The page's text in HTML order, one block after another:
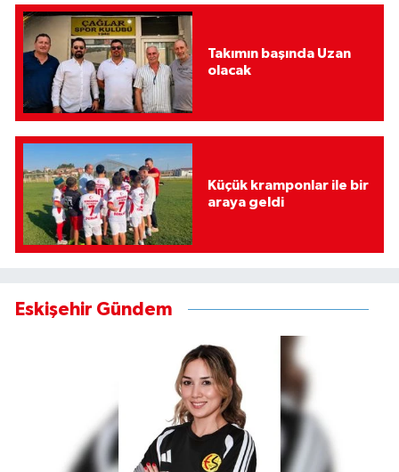
Takımın başında Uzan
olacak
Küçük kramponlar ile bir
araya geldi
Eskişehir Gündem